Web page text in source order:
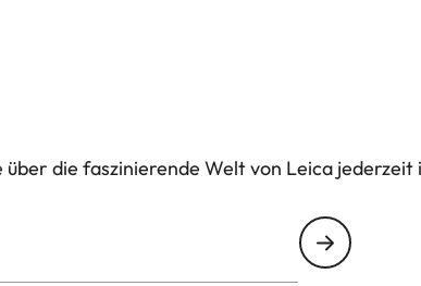
über die faszinierende Welt von Leica